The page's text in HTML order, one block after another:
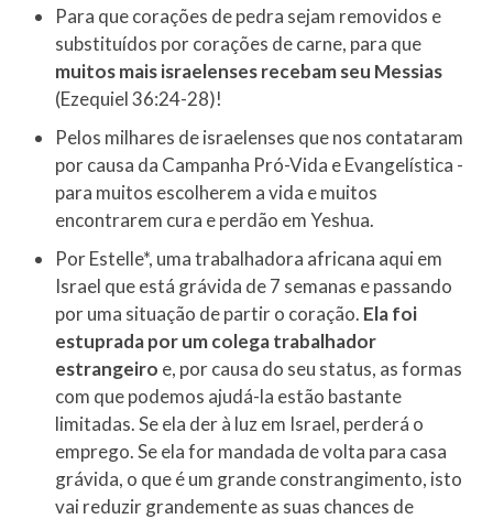
Para que corações de pedra sejam removidos e
substituídos por corações de carne, para que
muitos mais israelenses recebam seu Messias
(Ezequiel 36:24-28)!
Pelos milhares de israelenses que nos contataram
por causa da Campanha Pró-Vida e Evangelística -
para muitos escolherem a vida e muitos
encontrarem cura e perdão em Yeshua.
Por Estelle*, uma trabalhadora africana aqui em
Israel que está grávida de 7 semanas e passando
por uma situação de partir o coração. Ela foi
estuprada por um colega trabalhador
estrangeiro e, por causa do seu status, as formas
com que podemos ajudá-la estão bastante
limitadas. Se ela der à luz em Israel, perderá o
emprego. Se ela for mandada de volta para casa
grávida, o que é um grande constrangimento, isto
vai reduzir grandemente as suas chances de